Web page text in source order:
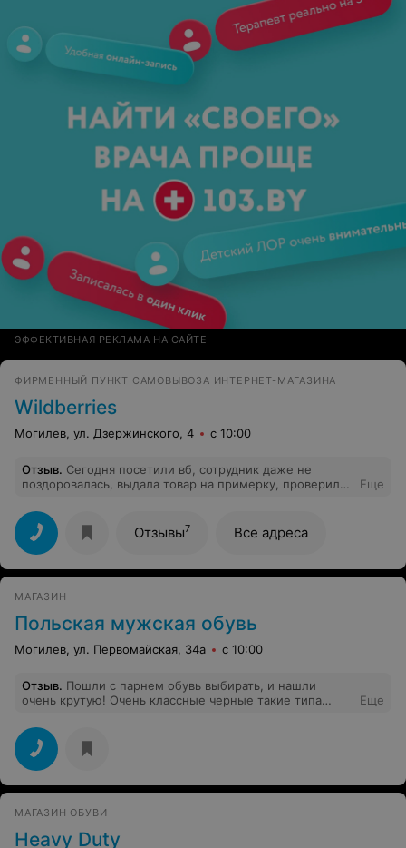
ЭФФЕКТИВНАЯ РЕКЛАМА НА САЙТЕ
ФИРМЕННЫЙ ПУНКТ САМОВЫВОЗА ИНТЕРНЕТ-МАГАЗИНА
Wildberries
Могилев, ул. Дзержинского, 4 с 10:00
Отзыв. Сегодня посетили вб, сотрудник даже не
поздоровалась, выдала товар на примерку, проверили
в пункте выдачи, но сотрудник провела как возврат и
не слова не сказала , и по ее причине списали с карты
деньги, теперь нужно ждать 10 дней пока вернут
деньги, прошу наказать данного сотрудника, такие
невнимательные сотрудники должны быть наказаны за
маленькие!!!
Еще
Отзывы7 Все адреса
МАГАЗИН
Польская мужская обувь
Могилев, ул. Первомайская, 34а с 10:00
Отзыв. Пошли с парнем обувь выбирать, и нашли
очень крутую! Очень классные черные такие типа
Еще
МАГАЗИН ОБУВИ
Heavy Duty